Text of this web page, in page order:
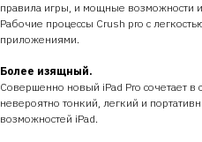
правила игры, и мощные возможности
Рабочие процессы Crush pro с
приложениями.
Более изящный.
Совершенно новый iPad Pro сочетает
невероятно тонкий, легкий и
возможностей iPad.